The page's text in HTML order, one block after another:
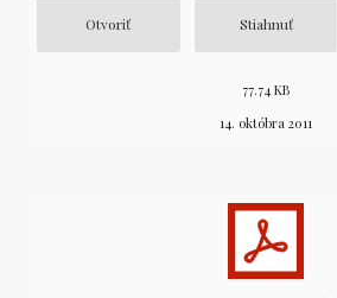
Otvoriť Stiahnuť
77.74 KB
14. októbra 2011